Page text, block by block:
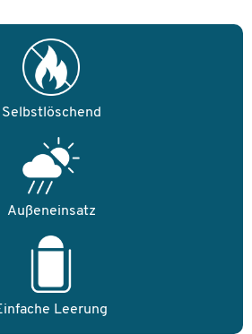
Selbstlöschend
Außeneinsatz
Leerung